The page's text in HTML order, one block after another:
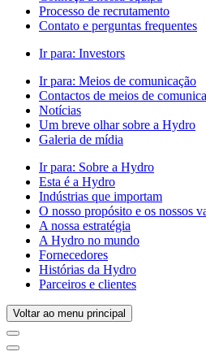
Processo de recrutamento
Contato e perguntas frequentes
Ir para: Investors
Ir para: Meios de comunicação
Contactos de meios de
Notícias
Um breve olhar sobre a Hydro
Galeria de mídia
Ir para: Sobre a Hydro
Esta é a Hydro
Indústrias que importam
O nosso propósito e os nossos
A nossa estratégia
A Hydro no mundo
Fornecedores
Histórias da Hydro
Parceiros e clientes
Voltar ao menu principal